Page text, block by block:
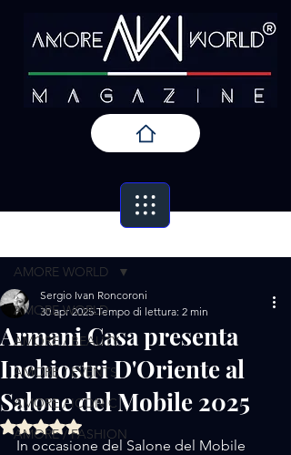
AMORE WORLD
AMORE / BEAUTY
AMORE / EVENTS
AMORE / ICONIC
AMORE / FASHION
AMORE WORLD
Armani Casa presenta
Inchiostri D'Oriente al
Salone del Mobile 2025
Sergio Ivan Roncoroni
30 apr 2025 Tempo di lettura: 2 min
Valutazione NaN stelle su 5.
In occasione del Salone del Mobile